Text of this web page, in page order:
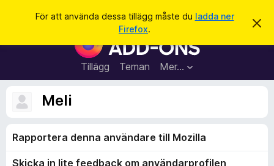
För att använda dessa tillägg måste du ladda ner
Firefox.
A
d
W
e
b
b
a
Tillägg Teman Mer…
Logga in
k
Meli
Rapportera denna användare till Mozilla
Skicka in lite feedback om användarprofilen